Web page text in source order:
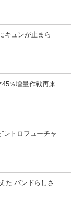
キュンが止まら
％増量作戦再来
レトロフューチャ
た”バンドらしさ”